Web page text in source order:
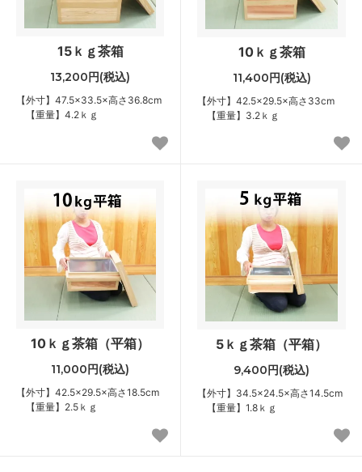
15ｋｇ茶箱
13,200円(税込)
【外寸】47.5×33.5×高さ36.8cm
【重量】4.2ｋｇ
10ｋｇ茶箱
11,400円(税込)
【外寸】42.5×29.5×高さ33cm
【重量】3.2ｋｇ
10ｋｇ茶箱（平箱）
11,000円(税込)
【外寸】42.5×29.5×高さ18.5cm
【重量】2.5ｋｇ
5ｋｇ茶箱（平箱）
9,400円(税込)
【外寸】34.5×24.5×高さ14.5cm
【重量】1.8ｋｇ